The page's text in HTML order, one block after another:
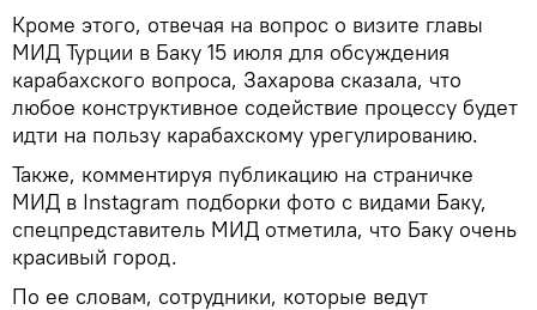
Кроме этого, отвечая на вопрос о визите главы
МИД Турции в Баку 15 июля для обсуждения
карабахского вопроса, Захарова сказала, что
любое конструктивное содействие процессу будет
идти на пользу карабахскому урегулированию.
Также, комментируя публикацию на страничке
МИД в Instagram подборки фото с видами Баку,
спецпредставитель МИД отметила, что Баку очень
красивый город.
По ее словам, сотрудники, которые ведут